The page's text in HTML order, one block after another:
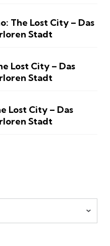
The Lost City – Das
Stadt
Lost City – Das
Stadt
Lost City – Das
Stadt